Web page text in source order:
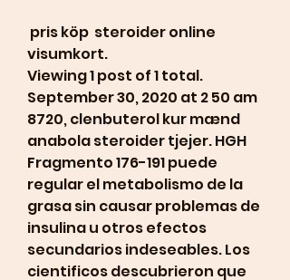
visumkort.
Viewing 1 post of 1 total.
September 30, 2020 at 2 50 am
8720, clenbuterol kur mænd
anabola steroider tjejer. HGH
Fragmento 176-191 puede
regular el metabolismo de la
grasa sin causar problemas de
insulina u otros efectos
secundarios indeseables. Los
cientificos descubrieron que